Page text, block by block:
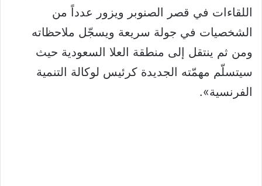
اللقاءات في قصر الصنوبر ويزور عدداً من
الشخصيات في جولة سريعة ويسجّل ملاحظاته
ومن ثم ينتقل إلى منطقة العلا السعودية حيث
سيتسلّم مهمّته الجديدة كرئيس لوكالة التنمية
الفرنسية».